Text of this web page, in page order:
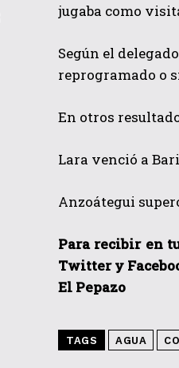
jugaba como
Según el
reprogramado o
En otros
Lara venció a
Anzoátegui
Para recibir en
Twitter y
El Pepazo
TAGS AGUA